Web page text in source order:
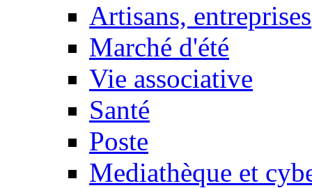
Artisans, entreprises
Marché d'été
Vie associative
Santé
Poste
Mediathèque et